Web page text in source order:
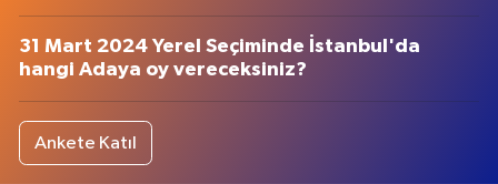
31 Mart 2024 Yerel Seçiminde İstanbul'da
hangi Adaya oy vereceksiniz?
Ankete Katıl